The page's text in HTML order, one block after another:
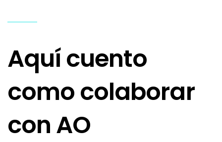
Aquí cuento
como colaborar
con AO